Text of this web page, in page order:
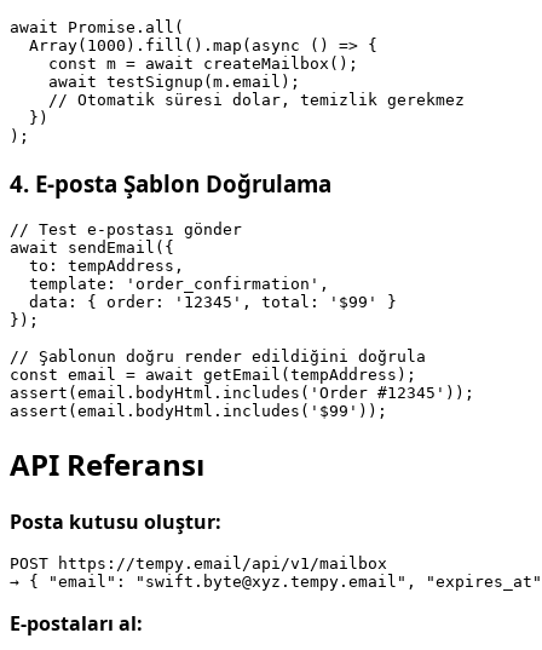
await Promise.all(
  Array(1000).fill().map(async () => {
    const m = await createMailbox();
    await testSignup(m.email);
    // Otomatik süresi dolar, temizlik gerekmez
  })
4. E-posta Şablon Doğrulama
// Test e-postası gönder
await sendEmail({
  to: tempAddress,
  template: 'order_confirmation',
  data: { order: '12345', total: '$99' }
});
// Şablonun doğru render edildiğini doğrula
const email = await getEmail(tempAddress);
assert(email.bodyHtml.includes('Order #12345'));
API Referansı
Posta kutusu oluştur:
POST https://tempy.email/api/v1/mailbox
E-postaları al: